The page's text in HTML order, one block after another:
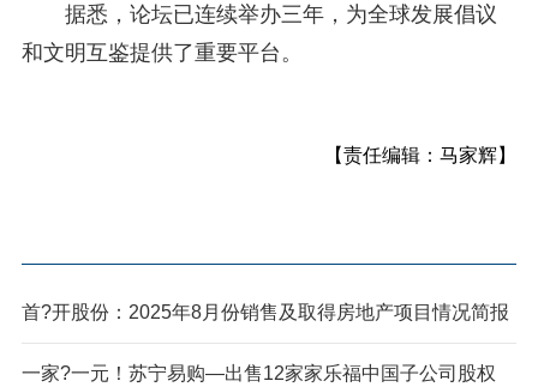
据悉，论坛已连续举办三年，为全球发展倡议
和文明互鉴提供了重要平台。
【责任编辑：马家辉】
首?开股份：2025年8月份销售及取得房地产项目情况简报
一家?一元！苏宁易购—出售12家家乐福中国子公司股权